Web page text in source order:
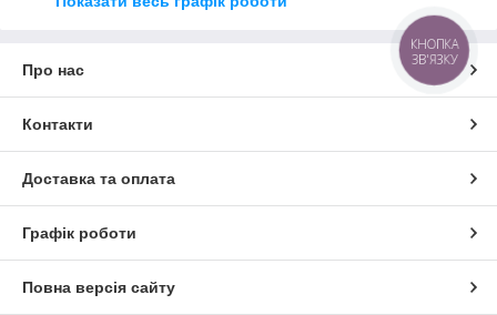
Про нас
Контакти
Доставка та оплата
Графік роботи
Повна версія сайту
КНОПКА
ЗВ'ЯЗКУ